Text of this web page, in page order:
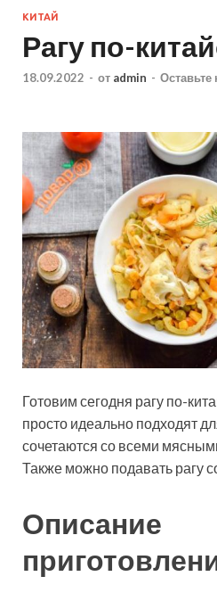
КИТАЙ
Рагу по-
18.09.2022 - от admin -
Готовим сегодня рагу по-
просто идеально подходят
сочетаются со всеми
Также можно подавать рагу
Описание